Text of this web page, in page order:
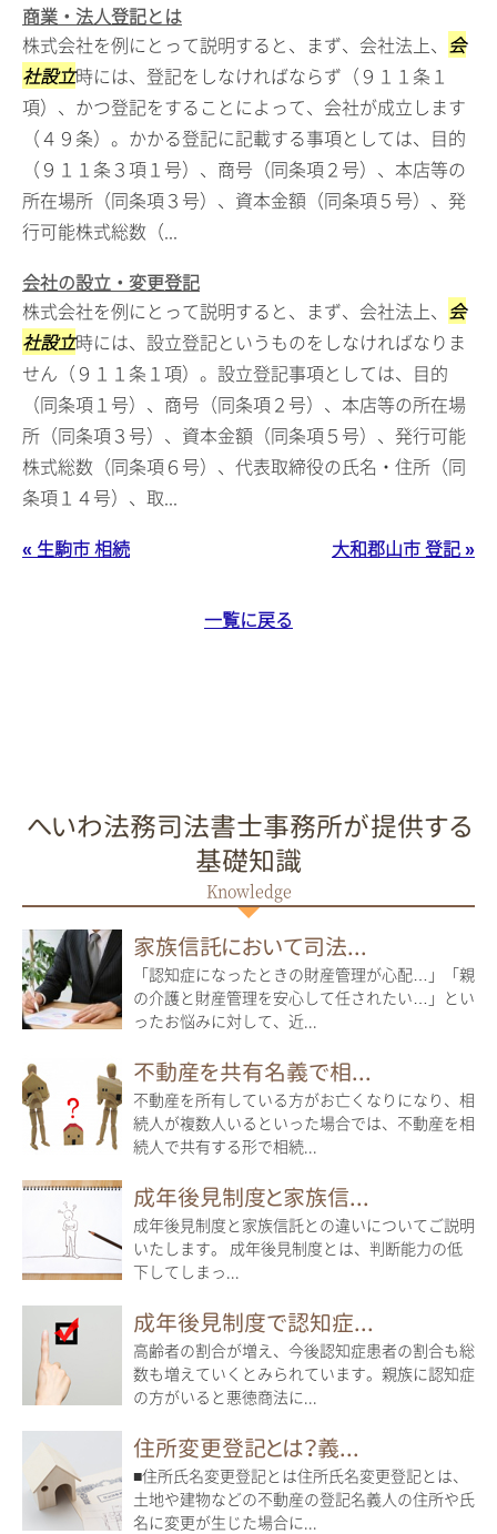
商業・法人登記とは
株式会社を例にとって説明すると、まず、会社法上、 会
社設立時には、登記をしなければならず（９１１条１
項）、かつ登記をすることによって、会社が成立します
（４９条）。かかる登記に記載する事項としては、目的
（９１１条３項１号）、商号（同条項２号）、本店等の
所在場所（同条項３号）、資本金額（同条項５号）、発
行可能株式総数（...
会社の設立・変更登記
株式会社を例にとって説明すると、まず、会社法上、 会
社設立時には、設立登記というものをしなければなりま
せん（９１１条１項）。設立登記事項としては、目的
（同条項１号）、商号（同条項２号）、本店等の所在場
所（同条項３号）、資本金額（同条項５号）、発行可能
株式総数（同条項６号）、代表取締役の氏名・住所（同
条項１４号）、取...
« 生駒市 相続
大和郡山市 登記 »
一覧に戻る
へいわ法務司法書士事務所が提供する
基礎知識
家族信託において司法...
「認知症になったときの財産管理が心配…」「親
の介護と財産管理を安心して任されたい…」とい
ったお悩みに対して、近...
不動産を共有名義で相...
不動産を所有している方がお亡くなりになり、相
続人が複数人いるといった場合では、不動産を相
続人で共有する形で相続...
成年後見制度と家族信...
成年後見制度と家族信託との違いについてご説明
いたします。 成年後見制度とは、判断能力の低
下してしまっ...
成年後見制度で認知症...
高齢者の割合が増え、今後認知症患者の割合も総
数も増えていくとみられています。親族に認知症
の方がいると悪徳商法に...
住所変更登記とは？義...
■住所氏名変更登記とは住所氏名変更登記とは、
土地や建物などの不動産の登記名義人の住所や氏
名に変更が生じた場合に...